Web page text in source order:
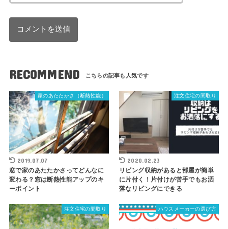
RECOMMEND
家のあたたかさ（断熱性能）
2019.07.07
窓で家のあたたかさってどんなに
変わる？窓は断熱性能アップのキ
ーポイント
注文住宅の間取り
2020.02.23
リビング収納があると部屋が簡単
に片付く！片付けが苦手でもお洒
落なリビングにできる
注文住宅の間取り ハウスメーカーの選び方